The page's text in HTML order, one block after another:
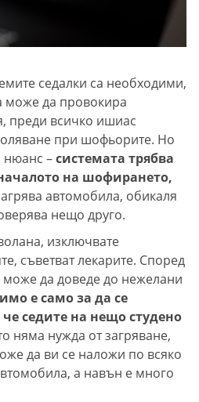
седалки са необходими,
може да провокира
преди всичко ишиас
при шофьорите. Но
–системата трябва
на шофирането,
автомобила, обикаля
нещо друго.
изключвате
съветват лекарите. Според
може да доведе до нежелани
е само за да се
седите на нещо студено
няма нужда от загряване,
да ви се наложи по всяко
а навън е много